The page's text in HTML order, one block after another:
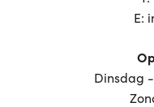
E:
Dinsdag